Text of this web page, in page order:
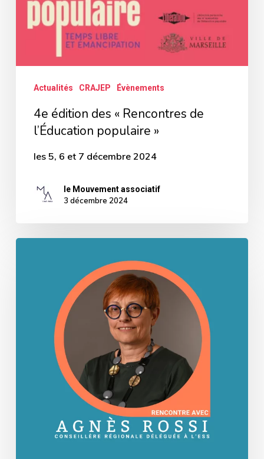
populaire »
Actualités CRAJEP Évènements
4e édition des « Rencontres de
l’Éducation populaire »
les 5, 6 et 7 décembre 2024
le Mouvement associatif
3 décembre 2024
conseillère
régionale